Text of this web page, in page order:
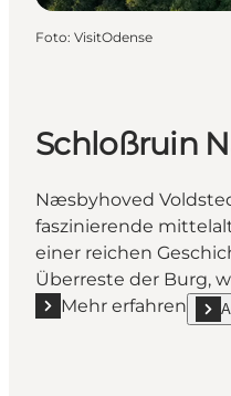
Foto: VisitOdense
Schloßruin
Næsbyhoved
faszinierende
einer reichen
Überreste der Burg,
Mehr erfahren
Mehr erfahren